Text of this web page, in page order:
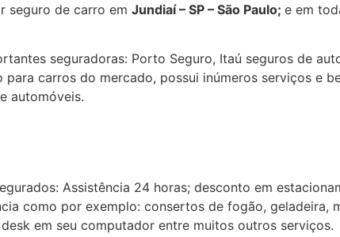
seguro de carro em Jundiaí – SP – São Paulo; e em
seguradoras: Porto Seguro, Itaú seguros de
carros do mercado, possui inúmeros serviços e
automóveis.
Assistência 24 horas; desconto em
como por exemplo: consertos de fogão, geladeira,
em seu computador entre muitos outros serviços.